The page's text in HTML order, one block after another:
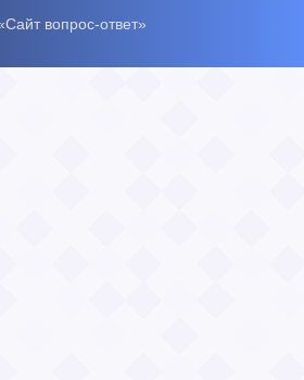
вопрос-ответ»